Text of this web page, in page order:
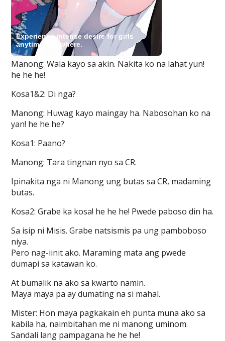
Manong: Wala kayo sa akin. Nakita ko na lahat yun!
he he he!
Kosa1&2: Di nga?
Manong: Huwag kayo maingay ha. Nabosohan ko na
yan! he he he?
Kosa1: Paano?
Manong: Tara tingnan nyo sa CR.
Ipinakita nga ni Manong ung butas sa CR, madaming
butas.
Kosa2: Grabe ka kosa! he he he! Pwede paboso din ha.
Sa isip ni Misis. Grabe natsismis pa ung pamboboso
niya.
Pero nag-iinit ako. Maraming mata ang pwede
dumapi sa katawan ko.
At bumalik na ako sa kwarto namin.
Maya maya pa ay dumating na si mahal.
Mister: Hon maya pagkakain eh punta muna ako sa
kabila ha, naimbitahan me ni manong uminom.
Sandali lang pampagana he he he!